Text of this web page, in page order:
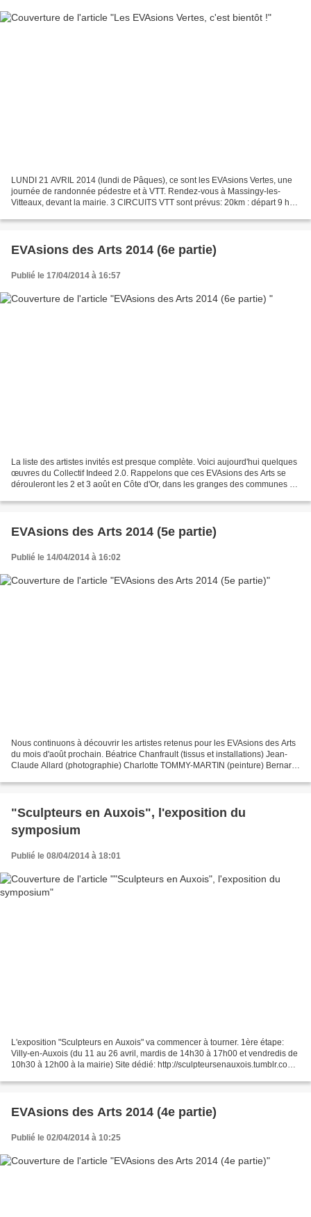
LUNDI 21 AVRIL 2014 (lundi de Pâques), ce sont les EVAsions Vertes, une
journée de randonnée pédestre et à VTT. Rendez-vous à Massingy-les-
Vitteaux, devant la mairie. 3 CIRCUITS VTT sont prévus: 20km : départ 9 h
EVAsions des Arts 2014 (6e partie)
Publié le 17/04/2014 à 16:57
La liste des artistes invités est presque complète. Voici aujourd'hui quelques
œuvres du Collectif Indeed 2.0. Rappelons que ces EVAsions des Arts se
dérouleront les 2 et 3 août en Côte d'Or, dans les granges des communes de
EVAsions des Arts 2014 (5e partie)
Publié le 14/04/2014 à 16:02
Nous continuons à découvrir les artistes retenus pour les EVAsions des Arts
du mois d'août prochain. Béatrice Chanfrault (tissus et installations) Jean-
Claude Allard (photographie) Charlotte TOMMY-MARTIN (peinture) Bernard
"Sculpteurs en Auxois", l'exposition du
symposium
Publié le 08/04/2014 à 18:01
L'exposition "Sculpteurs en Auxois" va commencer à tourner. 1ère étape:
Villy-en-Auxois (du 11 au 26 avril, mardis de 14h30 à 17h00 et vendredis de
10h30 à 12h00 à la mairie) Site dédié: http://sculpteursenauxois.tumblr.com/
EVAsions des Arts 2014 (4e partie)
Publié le 02/04/2014 à 10:25